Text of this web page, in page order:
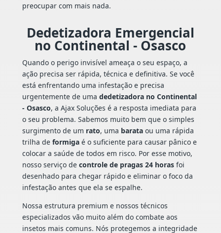
preocupar com mais nada.
Dedetizadora Emergencial
no Continental - Osasco
Quando o perigo invisível ameaça o seu espaço, a
ação precisa ser rápida, técnica e definitiva. Se você
está enfrentando uma infestação e precisa
urgentemente de uma dedetizadora no Continental
- Osasco, a Ajax Soluções é a resposta imediata para
o seu problema. Sabemos muito bem que o simples
surgimento de um rato, uma barataou uma rápida
trilha de formigaé o suficiente para causar pânico e
colocar a saúde de todos em risco. Por esse motivo,
nosso serviço de controle de pragas 24 horasfoi
desenhado para chegar rápido e eliminar o foco da
infestação antes que ela se espalhe.
Nossa estrutura premium e nossos técnicos
especializados vão muito além do combate aos
insetos mais comuns. Nós protegemos a integridade